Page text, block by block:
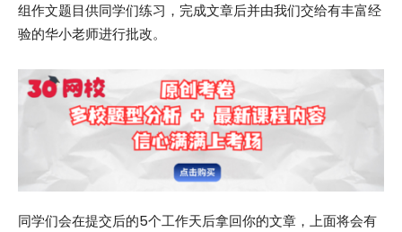
组作文题目供同学们练习，完成文章后并由我们交给有丰富经
验的华小老师进行批改。
同学们会在提交后的5个工作天后拿回你的文章，上面将会有